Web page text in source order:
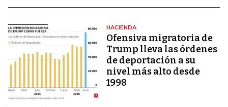
HACIENDA
Ofensiva migratoria de
Trump lleva las órdenes
de deportación a su
nivel más alto desde
1998